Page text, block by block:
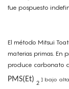
fue pospuesto
El método Mitsui
materias primas. En
produce carbonato
PMS(Et) 2
] bajo